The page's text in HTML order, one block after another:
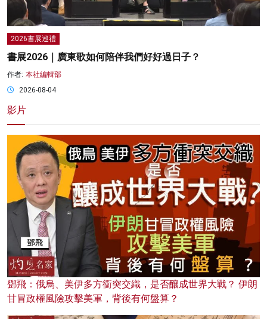
2026書展巡禮
書展2026｜廣東歌如何陪伴我們好好過日子？
作者: 本社編輯部
2026-08-04
影片
鄧飛：俄烏、美伊多方衝突交織，是否釀成世界大戰？ 伊朗
甘冒政權風險攻擊美軍，背後有何盤算？